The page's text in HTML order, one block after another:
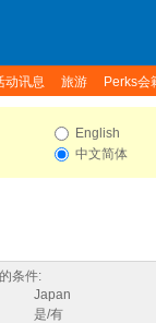
动讯息 旅游 Perks会
English
中文简体
条件:
Japan
是/有